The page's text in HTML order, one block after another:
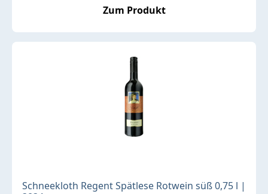
Zum Produkt
Schneekloth Regent Spätlese Rotwein süß 0,75 l |